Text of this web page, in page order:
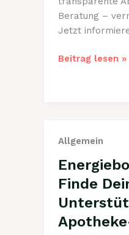
Beratung –
Jetzt
Rehasport
Anbieter
finden
Beitrag lesen »
Allgemein
Finde